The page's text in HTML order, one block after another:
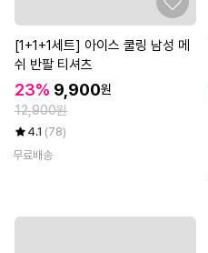
[1+1+1세트] 아이스 쿨링 남성 메
쉬 반팔 티셔츠
23% 9,900원
12,900원
4.1 (78)
무료배송